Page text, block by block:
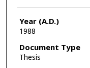
Year (A.D.)
1988
Document Type
Thesis